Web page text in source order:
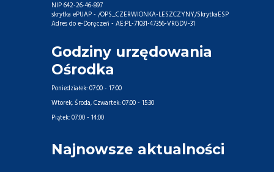
NIP 642-26-46-897
skrytka ePUAP - /OPS_CZERWIONKA-LESZCZYNY/SkrytkaESP
Adres do e-Doręczeń - AE:PL-71031-47356-VRGDV-31
Godziny urzędowania
Ośrodka
Poniedziałek:07:00 - 17:00
Wtorek, Środa, Czwartek:07:00 - 15:30
Piątek:07:00 - 14:00
Najnowsze aktualności